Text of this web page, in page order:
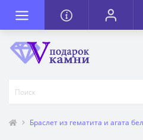
Браслет из гематита и агата